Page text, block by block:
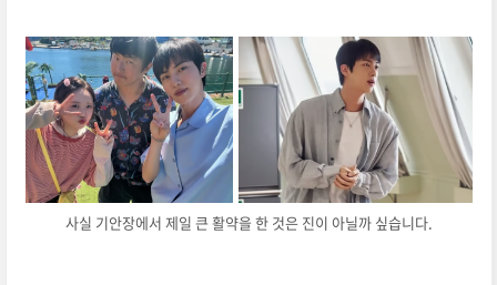
사실 기안장에서 제일 큰 활약을 한 것은 진이 아닐까 싶습니다.